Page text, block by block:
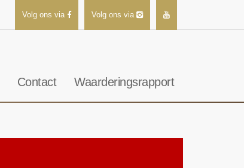
Volg ons via Volg ons via
Contact Waarderingsrapport